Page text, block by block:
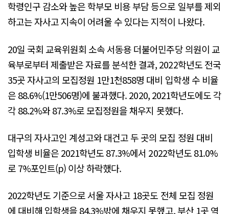
학령인구 감소와 높은 학부모 비용 부담 등으로 일부를 제외
하고는 자사고 지속이 어려울 수 있다는 지적이 나왔다.
20일 국회 교육위원회 소속 서동용 더불어민주당 의원이 교
육부로부터 제출받은 자료를 분석한 결과, 2022학년도 전국
35곳 자사고의 모집정원 1만1천858명 대비 입학생 수 비율
은 88.6%(1만506명)에 불과했다. 2020, 2021학년도에도 각
각 88.2%와 87.3%로 모집정원을 채우지 못했다.
대구의 자사고인 계성고와 대건고 두 곳의 모집 정원 대비
입학생 비율은 2021학년도 87.3%에서 2022학년도 81.0%
로 7%포인트(p) 이상 하락했다.
2022학년도 기준으로 서울 자사고 18곳도 전체 모집 정원
에 대비해 입학생을 84.3%밖에 채우지 못했고, 부산 1곳 역